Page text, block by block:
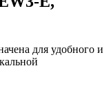
для удобного и